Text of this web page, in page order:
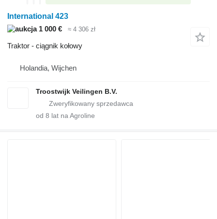
International 423
1 000 €
≈ 4 306 zł
Traktor - ciągnik kołowy
Holandia, Wijchen
Troostwijk Veilingen B.V.
od 8 lat na Agroline